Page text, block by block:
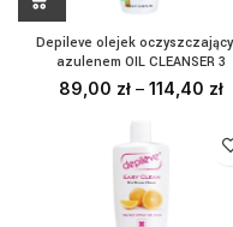
Depileve olejek
azulenem OIL CLEANSER 3
89,00 zł– 114,40 zł